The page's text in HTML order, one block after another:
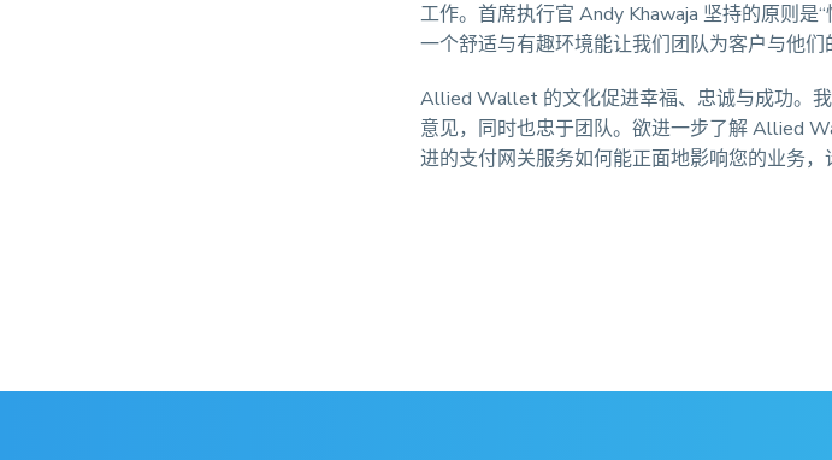
工作。首席执行官 Andy Khawaja 坚持的原则是
一个舒适与有趣环境能让我们团队为客户与他们
Allied Wallet 的文化促进幸福、忠诚与成功。
意见，同时也忠于团队。欲进一步了解 Allied
进的支付网关服务如何能正面地影响您的业务，